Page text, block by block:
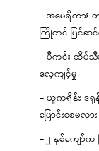
– အမေရိကား
ကြိုတင် ပြင်ဆ
– ပီကင်း ထိပ်သီ
လေ့ကျင့်မှု
– ယူကရိန်း ဒ
ပြောင်းစေမလား
– ၂ နှစ်ကျော်